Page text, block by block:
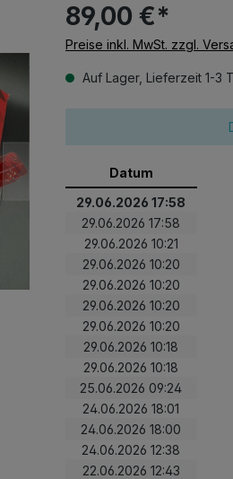
89,00 €*
Preise inkl. MwSt. zzgl.
Auf Lager, Lieferzeit 1-3
Datum
29.06.2026 17:58
29.06.2026 17:58
29.06.2026 10:21
29.06.2026 10:20
29.06.2026 10:20
29.06.2026 10:20
29.06.2026 10:20
29.06.2026 10:18
29.06.2026 10:18
25.06.2026 09:24
24.06.2026 18:01
24.06.2026 18:00
24.06.2026 12:38
22.06.2026 12:43